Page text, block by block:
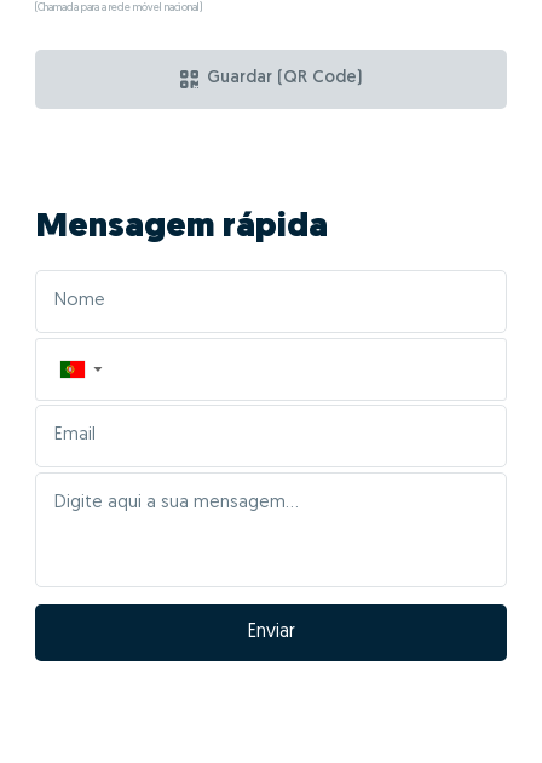
(Chamada para a rede móvel nacional)
Guardar (QR Code)
Mensagem rápida
▼
Enviar